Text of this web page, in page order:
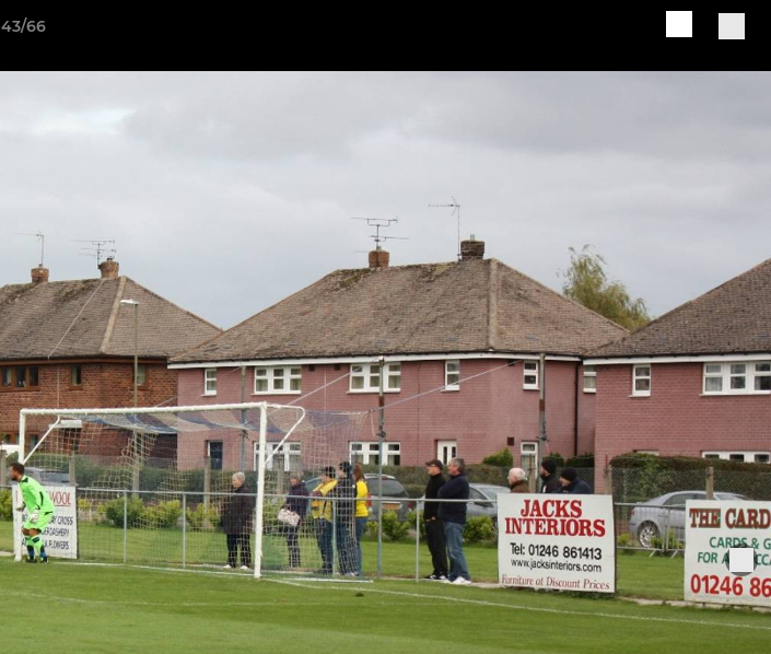
43/66